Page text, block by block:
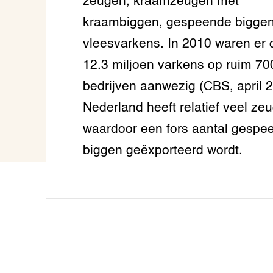
Welzijn
Hoe
Smart
Dieren
Meten
dier
kraambiggen, gespeende
vleesvarkens. In 2010 waren er
12.3 miljoen varkens op ruim
bedrijven aanwezig (CBS, april
Nederland heeft relatief veel
waardoor een fors aantal
biggen geëxporteerd wordt.